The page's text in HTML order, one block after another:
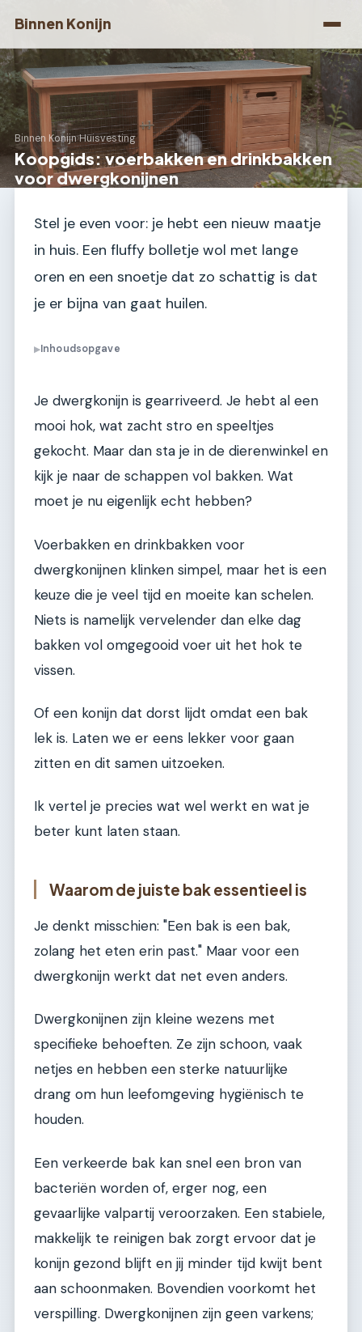
Binnen Konijn
Binnen Konijn›Huisvesting
Koopgids: voerbakken en drinkbakken
voor dwergkonijnen
Stel je even voor: je hebt een nieuw maatje
in huis. Een fluffy bolletje wol met lange
oren en een snoetje dat zo schattig is dat
je er bijna van gaat huilen.
▶Inhoudsopgave
Je dwergkonijn is gearriveerd. Je hebt al een
mooi hok, wat zacht stro en speeltjes
gekocht. Maar dan sta je in de dierenwinkel en
kijk je naar de schappen vol bakken. Wat
moet je nu eigenlijk echt hebben?
Voerbakken en drinkbakken voor
dwergkonijnen klinken simpel, maar het is een
keuze die je veel tijd en moeite kan schelen.
Niets is namelijk vervelender dan elke dag
bakken vol omgegooid voer uit het hok te
vissen.
Of een konijn dat dorst lijdt omdat een bak
lek is. Laten we er eens lekker voor gaan
zitten en dit samen uitzoeken.
Ik vertel je precies wat wel werkt en wat je
beter kunt laten staan.
Waarom de juiste bak essentieel is
Je denkt misschien: "Een bak is een bak,
zolang het eten erin past." Maar voor een
dwergkonijn werkt dat net even anders.
Dwergkonijnen zijn kleine wezens met
specifieke behoeften. Ze zijn schoon, vaak
netjes en hebben een sterke natuurlijke
drang om hun leefomgeving hygiënisch te
houden.
Een verkeerde bak kan snel een bron van
bacteriën worden of, erger nog, een
gevaarlijke valpartij veroorzaken. Een stabiele,
makkelijk te reinigen bak zorgt ervoor dat je
konijn gezond blijft en jij minder tijd kwijt bent
aan schoonmaken. Bovendien voorkomt het
verspilling. Dwergkonijnen zijn geen varkens;